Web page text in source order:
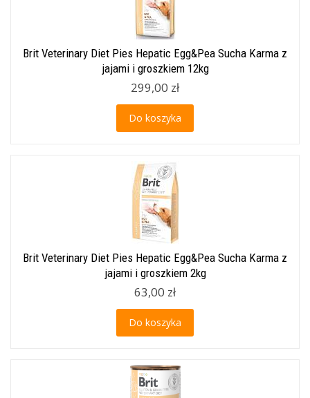
Brit Veterinary Diet Pies Hepatic Egg&Pea Sucha Karma z
jajami i groszkiem 12kg
299,00 zł
Do koszyka
Brit Veterinary Diet Pies Hepatic Egg&Pea Sucha Karma z
jajami i groszkiem 2kg
63,00 zł
Do koszyka